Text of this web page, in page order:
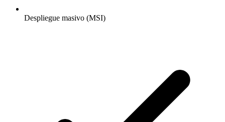
Despliegue masivo (MSI)